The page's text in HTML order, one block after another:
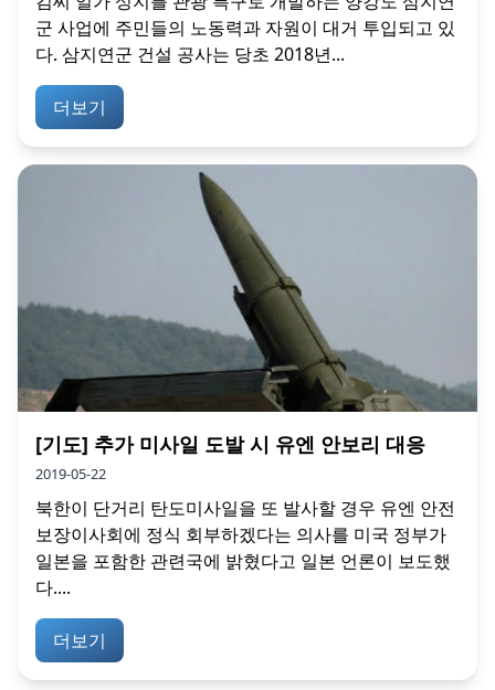
군 사업에 주민들의 노동력과 자원이 대거 투입되고 있
다. 삼지연군 건설 공사는 당초 2018년...
더보기
[기도] 추가 미사일 도발 시 유엔 안보리 대응
2019-05-22
북한이 단거리 탄도미사일을 또 발사할 경우 유엔 안전
보장이사회에 정식 회부하겠다는 의사를 미국 정부가
일본을 포함한 관련국에 밝혔다고 일본 언론이 보도했
다....
더보기